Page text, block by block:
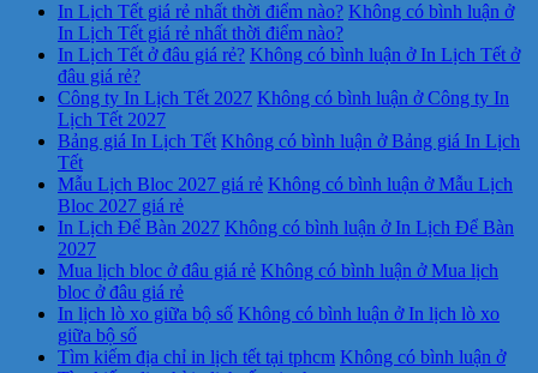
In Lịch Tết giá rẻ nhất thời điểm nào? Không có bình luận ở
In Lịch Tết giá rẻ nhất thời điểm nào?
In Lịch Tết ở đâu giá rẻ? Không có bình luận ở In Lịch Tết ở
đâu giá rẻ?
Công ty In Lịch Tết 2027 Không có bình luận ở Công ty In
Lịch Tết 2027
Bảng giá In Lịch Tết Không có bình luận ở Bảng giá In Lịch
Tết
Mẫu Lịch Bloc 2027 giá rẻ Không có bình luận ở Mẫu Lịch
Bloc 2027 giá rẻ
In Lịch Để Bàn 2027 Không có bình luận ở In Lịch Để Bàn
2027
Mua lịch bloc ở đâu giá rẻ Không có bình luận ở Mua lịch
bloc ở đâu giá rẻ
In lịch lò xo giữa bộ số Không có bình luận ở In lịch lò xo
giữa bộ số
Tìm kiếm địa chỉ in lịch tết tại tphcm Không có bình luận ở